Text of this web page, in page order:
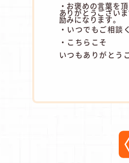
・お褒めの言葉を頂
ありがとうございま
励みになります。
・いつでもご相談
・こちらこそ
いつもありがとう